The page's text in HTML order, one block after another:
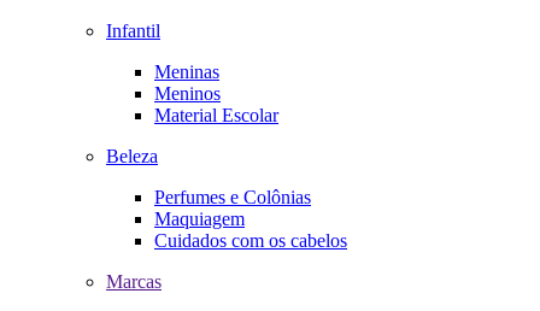
Infantil
Meninas
Meninos
Material Escolar
Beleza
Perfumes e Colônias
Maquiagem
Cuidados com os cabelos
Marcas